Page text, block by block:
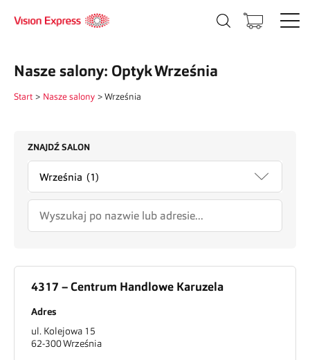
Nasze salony: Optyk Września
Start > Nasze salony > Września
ZNAJDŹ SALON
4317 – Centrum Handlowe Karuzela
Adres
ul. Kolejowa 15
62-300Września